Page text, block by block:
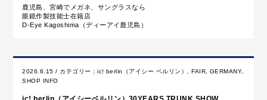
鹿児島、宮崎でメガネ、サングラスなら
眼鏡作製技能士在籍店
D-Eye Kagoshima（ディーアイ鹿児島）
2026.6.15 / カテゴリー：ic! berlin（アイシー ベルリン） ,FAIR GERMANY,
SHOP INFO